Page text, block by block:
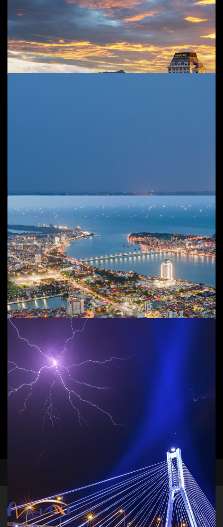
Sông Nhật Lệ
Phong cảnh,T.P Đồng Hới
55$ 50$
Sông Nhật Lệ
Phong cảnh,T.P Đồng Hới
45 $
Toàn cảnh thành phố Đồng Hới
T.P Đồng Hới
$
instagram